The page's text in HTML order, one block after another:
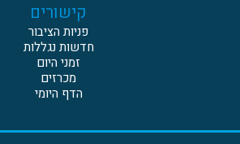
קישורים
פניות הציבור
חדשות נגללות
זמני היום
מכרזים
הדף היומי